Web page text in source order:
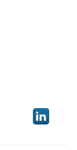
item opDeel dit